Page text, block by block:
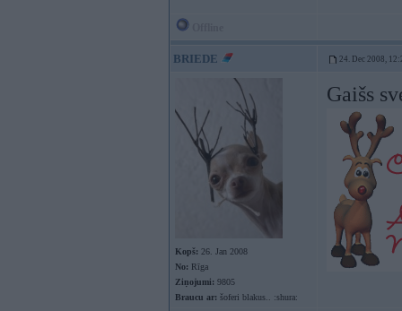
BRIEDE 24. Dec 2008,
Kopš: 26. Jan 2008
No: Rīga
Ziņojumi: 9805
Braucu ar: šoferi blakus.. :shura:
Gaišs